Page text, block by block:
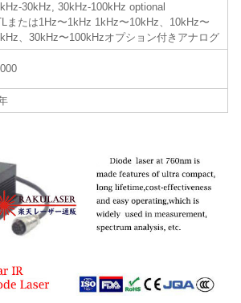
30kHz, 30kHz-100kHz optional
または1Hz〜1kHz 1kHz〜10kHz、10kHz〜
、30kHz〜100kHzオプション付きアナログ